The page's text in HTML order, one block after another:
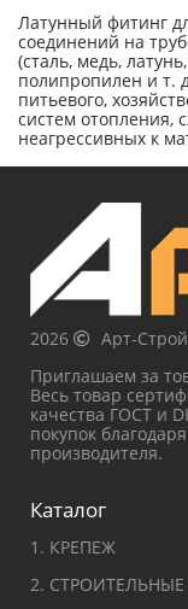
Латунный фитинг
соединений на
(сталь, медь,
полипропилен и т.
питьевого,
систем отопления,
неагрессивных к
2026
Арт-
Приглашаем за
Весь товар
качества ГОСТ и
покупок
производителя.
Каталог
1. КРЕПЕЖ
2.